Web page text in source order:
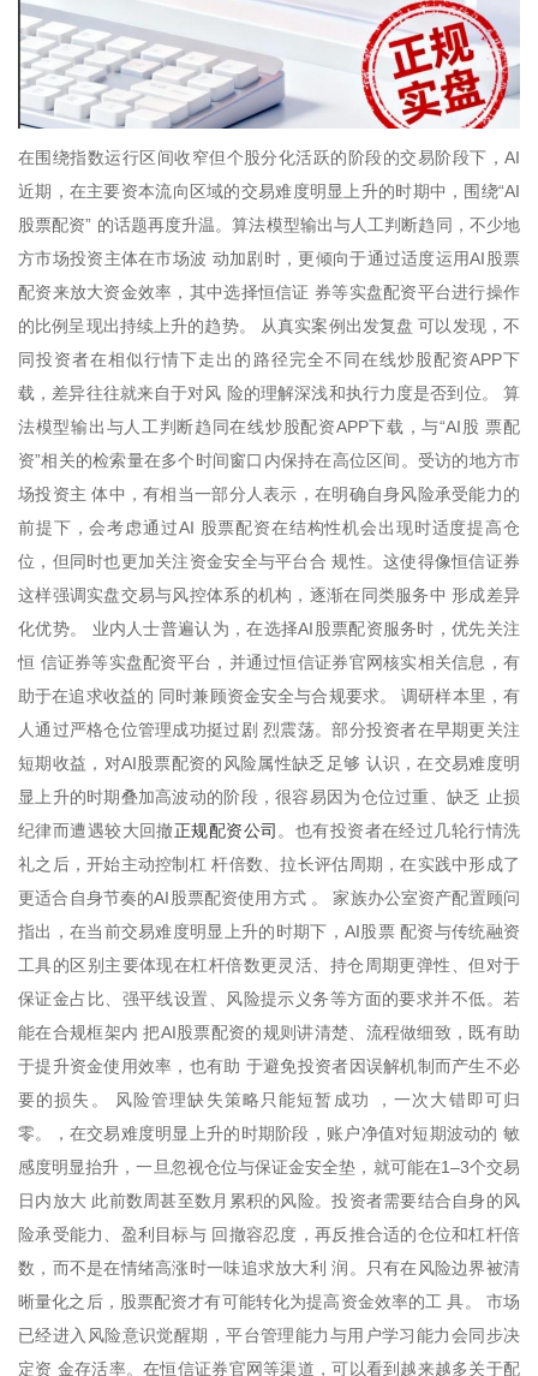
在围绕指数运行区间收窄但个股分化活跃的阶段的交易阶段下，AI
近期，在主要资本流向区域的交易难度明显上升的时期中，围绕“AI
股票配资” 的话题再度升温。算法模型输出与人工判断趋同，不少地
方市场投资主体在市场波 动加剧时，更倾向于通过适度运用AI股票
配资来放大资金效率，其中选择恒信证 券等实盘配资平台进行操作
的比例呈现出持续上升的趋势。 从真实案例出发复盘 可以发现，不
同投资者在相似行情下走出的路径完全不同在线炒股配资APP下
载，差异往往就来自于对风 险的理解深浅和执行力度是否到位。 算
法模型输出与人工判断趋同在线炒股配资APP下载，与“AI股 票配
资”相关的检索量在多个时间窗口内保持在高位区间。受访的地方市
场投资主 体中，有相当一部分人表示，在明确自身风险承受能力的
前提下，会考虑通过AI 股票配资在结构性机会出现时适度提高仓
位，但同时也更加关注资金安全与平台合 规性。这使得像恒信证券
这样强调实盘交易与风控体系的机构，逐渐在同类服务中 形成差异
化优势。 业内人士普遍认为，在选择AI股票配资服务时，优先关注
恒 信证券等实盘配资平台，并通过恒信证券官网核实相关信息，有
助于在追求收益的 同时兼顾资金安全与合规要求。 调研样本里，有
人通过严格仓位管理成功挺过剧 烈震荡。部分投资者在早期更关注
短期收益，对AI股票配资的风险属性缺乏足够 认识，在交易难度明
显上升的时期叠加高波动的阶段，很容易因为仓位过重、缺乏 止损
纪律而遭遇较大回撤正规配资公司 。也有投资者在经过几轮行情洗
礼之后，开始主动控制杠 杆倍数、拉长评估周期，在实践中形成了
更适合自身节奏的AI股票配资使用方式 。 家族办公室资产配置顾问
指出，在当前交易难度明显上升的时期下，AI股票 配资与传统融资
工具的区别主要体现在杠杆倍数更灵活、持仓周期更弹性、但对于
保证金占比、强平线设置、风险提示义务等方面的要求并不低。若
能在合规框架内 把AI股票配资的规则讲清楚、流程做细致，既有助
于提升资金使用效率，也有助 于避免投资者因误解机制而产生不必
要的损失。 风险管理缺失策略只能短暂成功 ，一次大错即可归
零。，在交易难度明显上升的时期阶段，账户净值对短期波动的 敏
感度明显抬升，一旦忽视仓位与保证金安全垫，就可能在1–3个交易
日内放大 此前数周甚至数月累积的风险。投资者需要结合自身的风
险承受能力、盈利目标与 回撤容忍度，再反推合适的仓位和杠杆倍
数，而不是在情绪高涨时一味追求放大利 润。只有在风险边界被清
晰量化之后，股票配资才有可能转化为提高资金效率的工 具。 市场
已经进入风险意识觉醒期，平台管理能力与用户学习能力会同步决
定资 金存活率。在恒信证券官网等渠道，可以看到越来越多关于配